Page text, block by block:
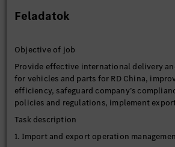
Feladatok
Objective of job
Provide effective international delivery
for vehicles and parts for RD China,
efficiency, safeguard company’s
policies and regulations, implement
Task description
1. Import and export operation